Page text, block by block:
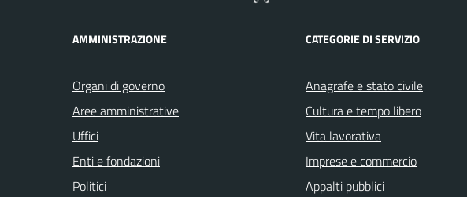
AMMINISTRAZIONE
Organi di governo
Aree amministrative
Uffici
Enti e fondazioni
Politici
CATEGORIE DI SERVIZIO
Anagrafe e stato civile
Cultura e tempo libero
Vita lavorativa
Imprese e commercio
Appalti pubblici